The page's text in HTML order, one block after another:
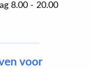
8.00 - 20.00
voor